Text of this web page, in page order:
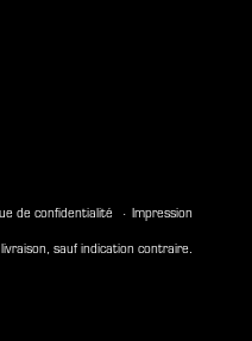
de confidentialité Impression
sauf indication contraire.